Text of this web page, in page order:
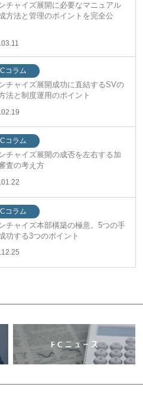
チャイズ展開に必要なマニュアル
方法と管理のポイントを完全公
コラム
チャイズ展開成功に直結するSVの
法と制度運用のポイント
コラム
チャイズ展開の成否を左右する加
査の考え方
コラム
チャイズ本部構築の極意。5つの手
功する3つのポイント